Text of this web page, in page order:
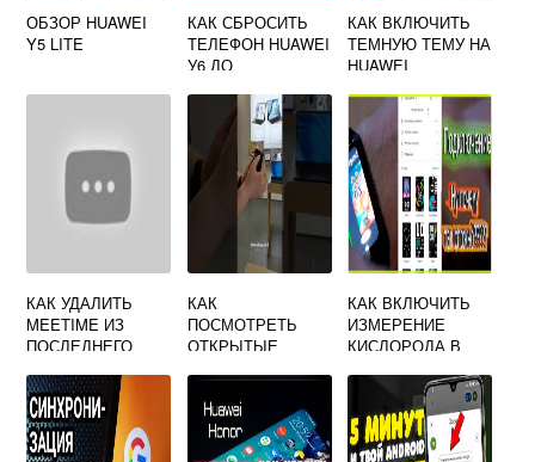
ОБЗОР HUAWEI
Y5 LITE
КАК СБРОСИТЬ
ТЕЛЕФОН HUAWEI
У6 ДО
НАСТРОЕК
КАК ВКЛЮЧИТЬ
ТЕМНУЮ ТЕМУ НА
HUAWEI
КАК УДАЛИТЬ
MEETIME ИЗ
ПОСЛЕДНЕГО
HUAWEI
КАК
ПОСМОТРЕТЬ
ОТКРЫТЫЕ
КАК ВКЛЮЧИТЬ
ИЗМЕРЕНИЕ
КИСЛОРОДА В
HUAWEI BAND 6